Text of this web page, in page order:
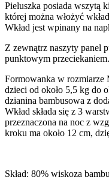
Pieluszka posiada wszytą
której można włożyć
Wkład jest wpinany na
Z zewnątrz naszyty panel
punktowym przeciekaniem.
Formowanka w
dzieci od około 5,5 kg do
dzianina bambusowa z
Wkład składa się z 3
przeznaczona na noc z
kroku ma około 12 cm,
Skład: 80% wiskoza